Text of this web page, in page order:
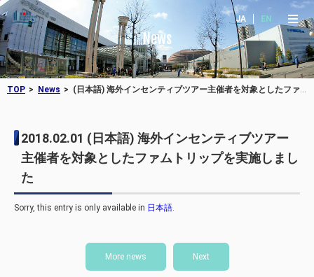
JA EN
News
TOP News (日本語) 海外インセンティブツアー主催者を対象としたファムトリップを実施しました
2018.02.01 (日本語) 海外インセンティブツアー
主催者を対象としたファムトリップを実施しまし
た
Sorry, this entry is only available in 日本語.
More news Next